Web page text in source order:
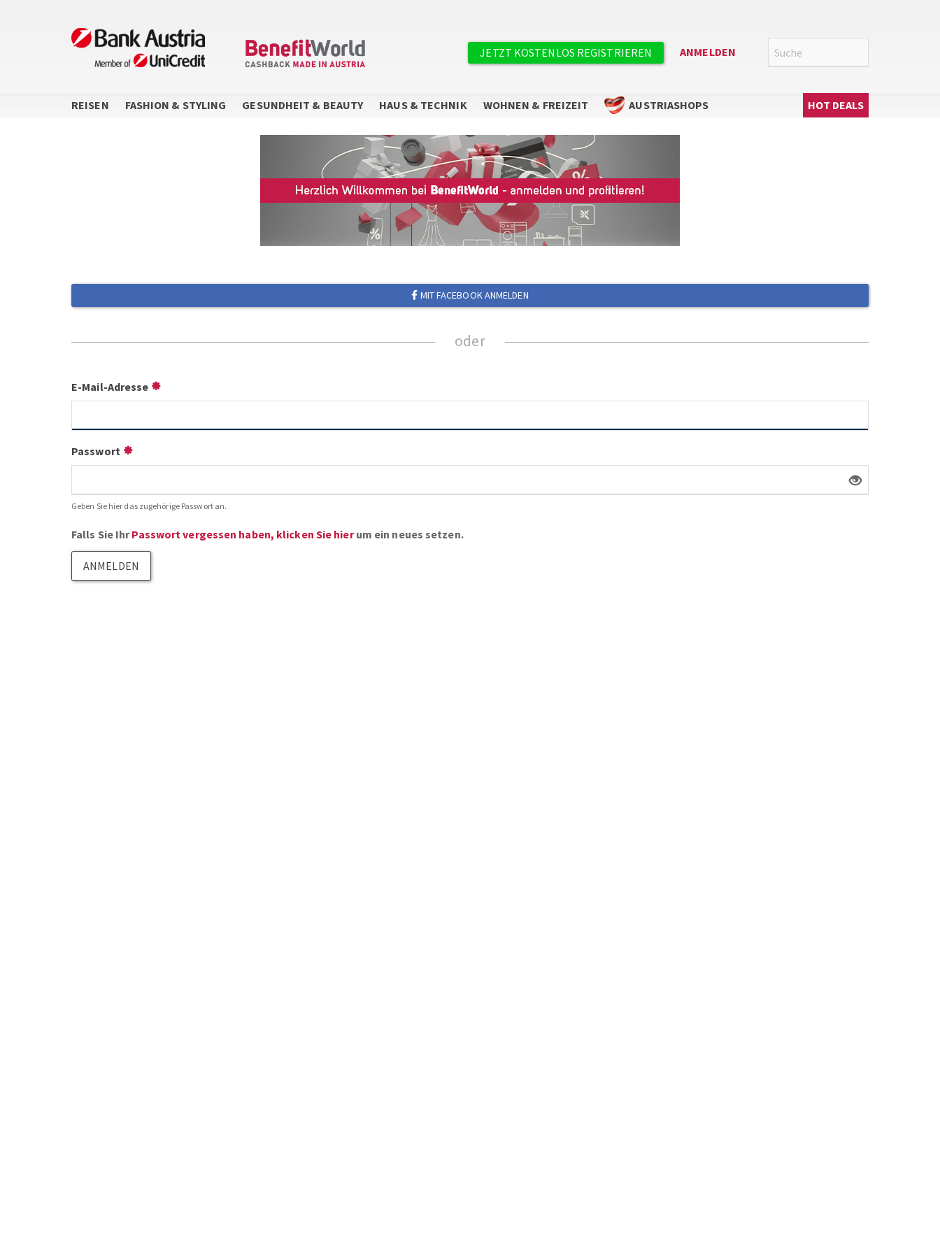
Suche
Benutzermenü
JETZT KOSTENLOS REGISTRIEREN ANMELDEN
REISEN FASHION & STYLING GESUNDHEIT & BEAUTY HAUS & TECHNIK WOHNEN & FREIZEIT AUSTRIASHOPS Hauptnavigation
HOT DEALS
MIT FACEBOOK ANMELDEN
E-Mail-Adresse
Passwort
Geben Sie hier das zugehörige Passwort an.
Falls Sie IhrPasswort vergessen haben, klicken Sie hierum ein neues setzen.
ANMELDEN
Sie wollen keine Angebote mehr
verpassen?
Abonnieren Sie unseren Newsletter.
ZUM NEWSLETTER ANMELDEN